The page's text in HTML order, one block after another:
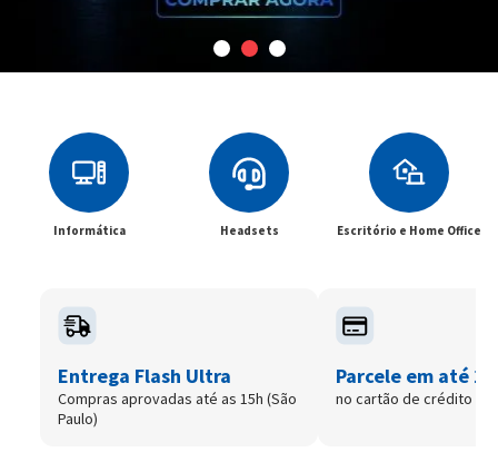
Informática Headsets Escritório e Home Office
Entrega Flash Ultra
Compras aprovadas até as 15h (São
Paulo)
Parcele em até
no cartão de crédito